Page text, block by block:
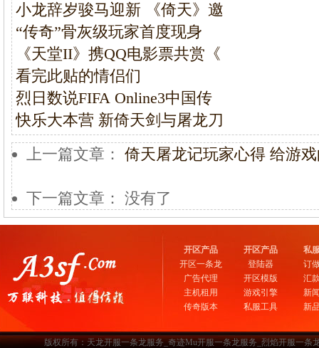
小龙辞岁骏马迎新 《倚天》邀
“传奇”骨灰级玩家首度现身
《天堂II》携QQ电影票共赏《
看完此贴的情侣们
烈日数说FIFA Online3中国传
快乐大本营 新倚天剑与屠龙刀
上一篇文章： 倚天屠龙记玩家心得 给游
下一篇文章： 没有了
开区产品
开区一条龙
广告代理
主机租用
传奇版本
开区产品
登陆器
开区模版
游戏引擎
私服工具
私
订
汇
新
新
版权所有：天龙开服一条龙服务_奇迹Mu开服一条龙服务_烈焰开服一条